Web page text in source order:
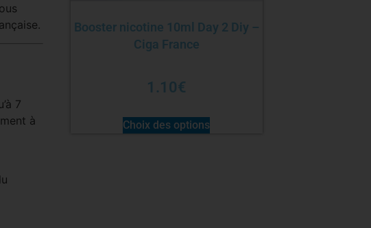
7
à
Booster nicotine 10ml Day 2 Diy –
Ciga France
1.10€
Choix des options